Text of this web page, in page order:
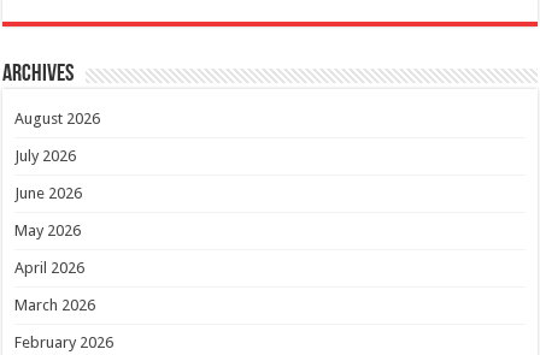
Archives
August 2026
July 2026
June 2026
May 2026
April 2026
March 2026
February 2026